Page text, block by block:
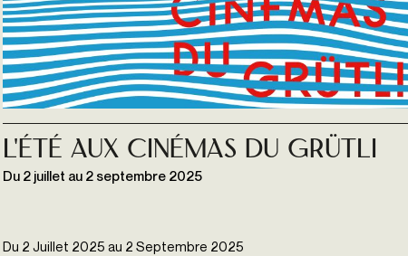
Du 2 Juillet 2025 au 2 Septembre 2025
L'Été aux Cinémas du Grütli
Du 2 juillet au 2 septembre 2025